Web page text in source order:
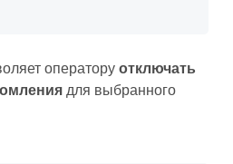
оператору отключать
для выбранного